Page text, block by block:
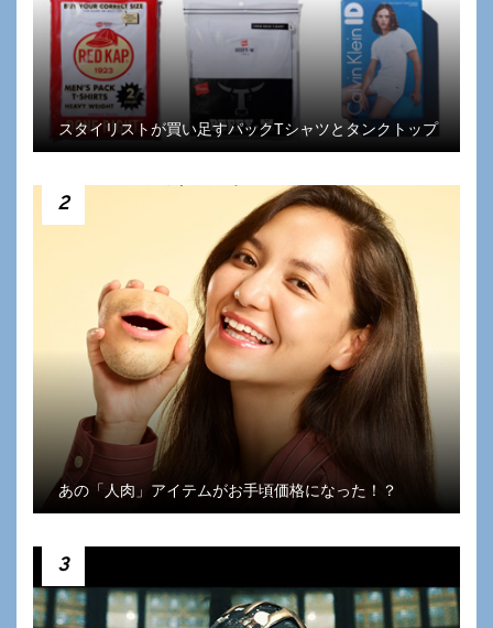
スタイリストが買い足すパックTシャツとタンクトップ
2
あの「人肉」アイテムがお手頃価格になった！？
3